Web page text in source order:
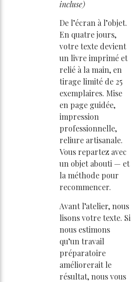
incluse)
De l’écran à l’objet.
En quatre jours,
votre texte devient
un livre imprimé et
relié à la main, en
tirage limité de 25
exemplaires. Mise
en page guidée,
impression
professionnelle,
reliure artisanale.
Vous repartez avec
un objet abouti — et
la méthode pour
recommencer.
Avant l’atelier, nous
lisons votre texte. Si
nous estimons
qu’un travail
préparatoire
améliorerait le
résultat, nous vous